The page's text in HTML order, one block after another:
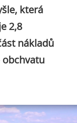
která
2,8
nákladů
obchvatu